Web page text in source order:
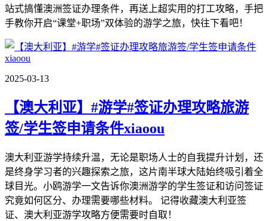
站式搞懂澳洲签证办理条件，再送上超实用的打工攻略，手把
手教你开启“课堂+职场”双体验的游学之旅，快往下看吧！
2025-03-13
【澳大利亚】#游学#签证办理攻略旅游
签/学生签申请条件xiaoou
澳大利亚游学持续升温，无论是职场人士的自我提升计划，还
是终身学习者的兴趣探索之旅，这片南半球大陆始终吸引着全
球目光。小鸥游学一文告诉你澳洲游学的学生签证和访问签证
究竟如何区分、办理需要哪些材料。 记得收藏澳大利亚签
证、澳大利亚游学攻略方便需要时自取！